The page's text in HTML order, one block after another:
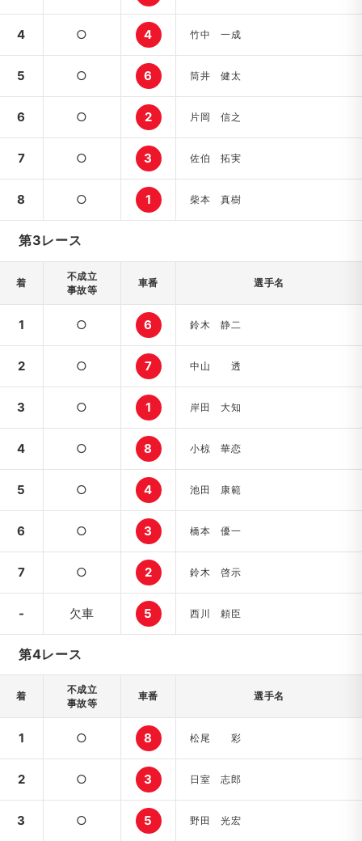
4 ○ 4 竹中 一成
5 ○ 6 筒井 健太
6 ○ 2 片岡 信之
7 ○ 3 佐伯 拓実
8 ○ 1 柴本 真樹
第3レース
着
不成立
事故等
車番 選手名
1 ○ 6 鈴木 静二
2 ○ 7 中山 透
3 ○ 1 岸田 大知
4 ○ 8 小椋 華恋
5 ○ 4 池田 康範
6 ○ 3 橋本 優一
7 ○ 2 鈴木 啓示
- 欠車 5 西川 頼臣
第4レース
着
不成立
事故等
車番 選手名
1 ○ 8 松尾 彩
2 ○ 3 日室 志郎
3 ○ 5 野田 光宏